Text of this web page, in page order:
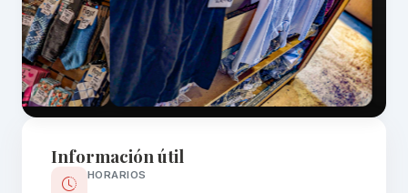
Información útil
HORARIOS